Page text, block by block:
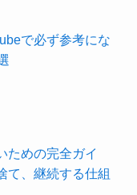
で必ず参考にな
ための完全ガイ
て、継続する仕組